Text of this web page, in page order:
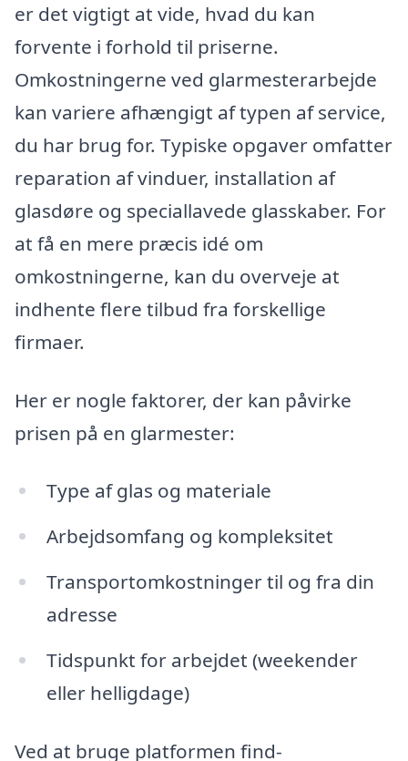
er det vigtigt at vide, hvad du kan
forvente i forhold til priserne.
Omkostningerne ved glarmesterarbejde
kan variere afhængigt af typen af service,
du har brug for. Typiske opgaver omfatter
reparation af vinduer, installation af
glasdøre og speciallavede glasskaber. For
at få en mere præcis idé om
omkostningerne, kan du overveje at
indhente flere tilbud fra forskellige
firmaer.
Her er nogle faktorer, der kan påvirke
prisen på en glarmester:
Type af glas og materiale
Arbejdsomfang og kompleksitet
Transportomkostninger til og fra din
adresse
Tidspunkt for arbejdet (weekender
eller helligdage)
Ved at bruge platformen find-